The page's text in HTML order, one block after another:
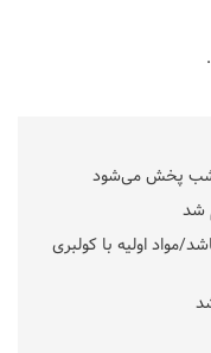
پخش می‌شود
شد
مواد اولیه با کولبری